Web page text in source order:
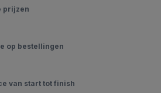
prijzen
op bestellingen
van start tot finish